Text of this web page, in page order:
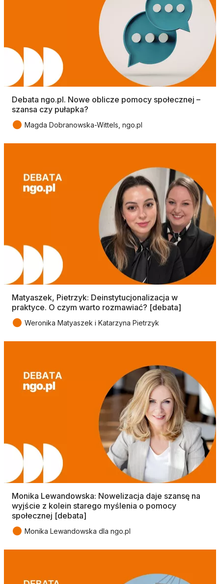
Debata ngo.pl. Nowe oblicze pomocy społecznej –
szansa czy pułapka?
● Magda Dobranowska-Wittels, ngo.pl
Matyaszek, Pietrzyk: Deinstytucjonalizacja w
praktyce. O czym warto rozmawiać? [debata]
● Weronika Matyaszek i Katarzyna Pietrzyk
Monika Lewandowska: Nowelizacja daje szansę na
wyjście z kolein starego myślenia o pomocy
społecznej [debata]
● Monika Lewandowska dla ngo.pl